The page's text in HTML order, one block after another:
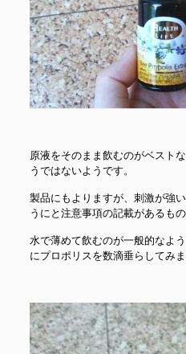
原液をそのまま飲むのがベスト
うではないようです。
製品にもよりますが、刺激が強
うにと注意事項の記載があるもの
水で薄めて飲むのが一般的なよ
にプロポリスを数滴垂らしてみま